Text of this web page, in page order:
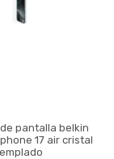
pantalla belkin
17 air cristal